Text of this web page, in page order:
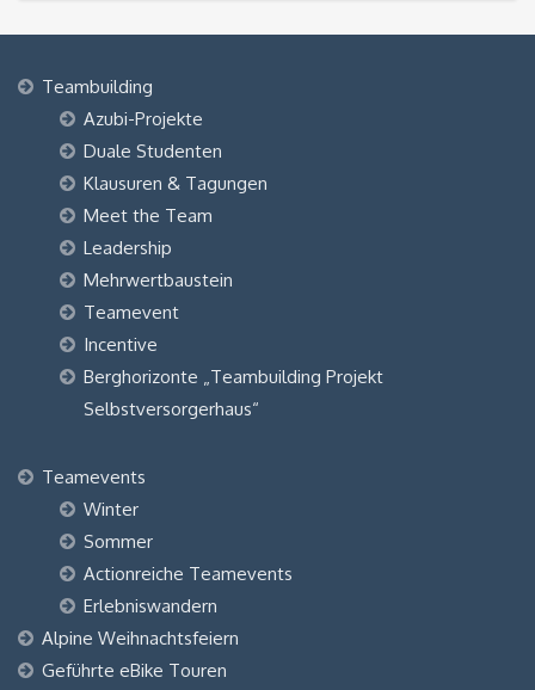
Teambuilding
Azubi-Projekte
Duale Studenten
Klausuren & Tagungen
Meet the Team
Leadership
Mehrwertbaustein
Teamevent
Incentive
Berghorizonte „Teambuilding Projekt
Selbstversorgerhaus“
Teamevents
Winter
Sommer
Actionreiche Teamevents
Erlebniswandern
Alpine Weihnachtsfeiern
Geführte eBike Touren